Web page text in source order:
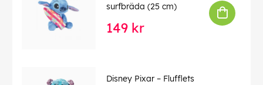
surfbräda (25 cm)
149 kr
Disney Pixar – Flufflets